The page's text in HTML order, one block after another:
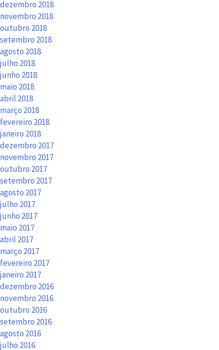
dezembro 2018
novembro 2018
outubro 2018
setembro 2018
agosto 2018
julho 2018
junho 2018
maio 2018
abril 2018
março 2018
fevereiro 2018
janeiro 2018
dezembro 2017
novembro 2017
outubro 2017
setembro 2017
agosto 2017
julho 2017
junho 2017
maio 2017
abril 2017
março 2017
fevereiro 2017
janeiro 2017
dezembro 2016
novembro 2016
outubro 2016
setembro 2016
agosto 2016
julho 2016